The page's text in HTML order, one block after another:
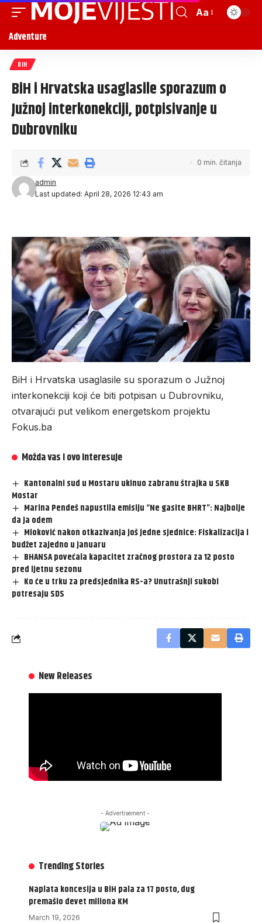
Aa
Adventure
BIH
BiH i Hrvatska usaglasile sporazum o
Južnoj interkonekciji, potpisivanje u
Dubrovniku
Last updated: April 28, 2026 12:43 am
admin
0 min. čitanja
BiH i Hrvatska usaglasile su sporazum o Južnoj
interkonekciji koji će biti potpisan u Dubrovniku,
otvarajući put velikom energetskom projektu
Fokus.ba
Možda vas i ovo interesuje
Kantonalni sud u Mostaru ukinuo zabranu štrajka u SKB
Mostar
Marina Pendeš napustila emisiju “Ne gasite BHRT”: Najbolje
da ja odem
Mioković nakon otkazivanja još jedne sjednice: Fiskalizacija i
budžet zajedno u januaru
BHANSA povećala kapacitet zračnog prostora za 12 posto
pred ljetnu sezonu
Ko će u trku za predsjednika RS-a? Unutrašnji sukobi
potresaju SDS
New Releases
- Advertisement -
Trending Stories
Naplata koncesija u BiH pala za 17 posto, dug
premašio devet miliona KM
March 19, 2026